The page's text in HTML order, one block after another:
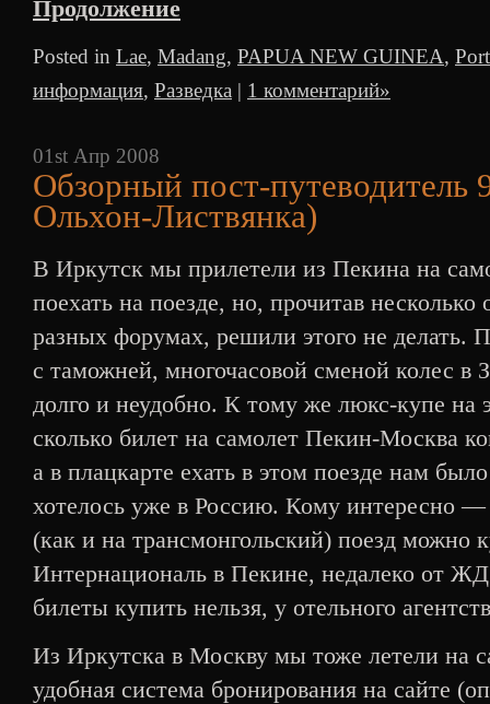
Продолжение
Posted in Lae, Madang, PAPUA NEW GUINEA,
информация, Разведка | 1 комментарий»
01st Апр 2008
Обзорный пост-путеводитель
Ольхон-Листвянка)
В Иркутск мы прилетели из Пекина на
поехать на поезде, но, прочитав несколько
разных форумах, решили этого не делать.
с таможней, многочасовой сменой колес в
долго и неудобно. К тому же люкс-купе на
сколько билет на самолет Пекин-Москва
а в плацкарте ехать в этом поезде нам
хотелось уже в Россию. Кому интересно
(как и на трансмонгольский) поезд можно
Интернациональ в Пекине, недалеко от
билеты купить нельзя, у отельного
Из Иркутска в Москву мы тоже летели на
удобная система бронирования на сайте